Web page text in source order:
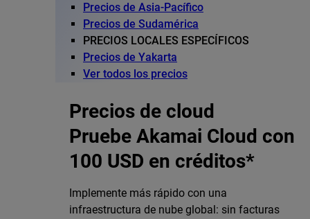
Precios de Asia-Pacífico
Precios de Sudamérica
PRECIOS LOCALES ESPECÍFICOS
Precios de Yakarta
Ver todos los precios
Precios de cloud
Pruebe Akamai Cloud con
100 USD en créditos*
Implemente más rápido con una
infraestructura de nube global: sin facturas